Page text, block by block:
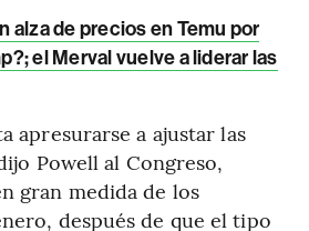
alza de precios en Temu por
el Merval vuelve a liderar las
apresurarse a ajustar las
Powell al Congreso,
gran medida de los
después de que el tipo